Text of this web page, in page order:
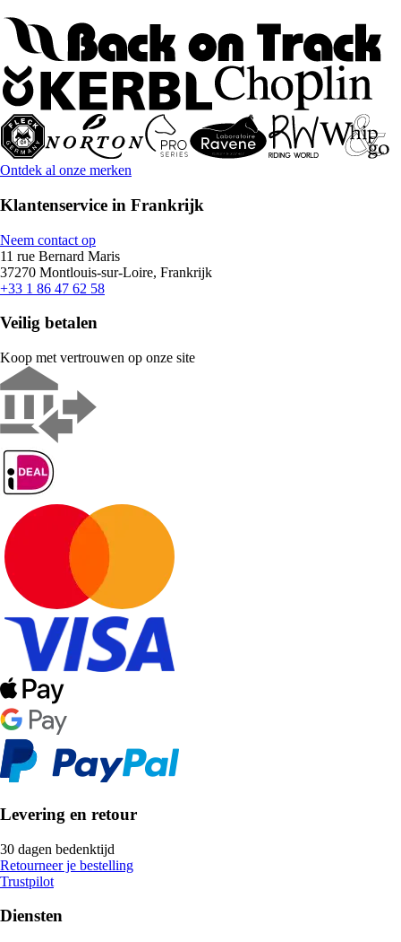
Ontdek al onze merken
Klantenservice in Frankrijk
Neem contact op
11 rue Bernard Maris
37270 Montlouis-sur-Loire, Frankrijk
+33 1 86 47 62 58
Veilig betalen
Koop met vertrouwen op onze site
Levering en retour
30 dagen bedenktijd
Retourneer je bestelling
Trustpilot
Diensten